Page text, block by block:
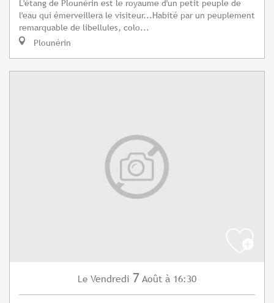
L'étang de Plounérin est le royaume d'un petit peuple de
l'eau qui émerveillera le visiteur...Habité par un peuplement
remarquable de libellules, colo...
Plounérin
Le Vendredi 7 Août à 16:30